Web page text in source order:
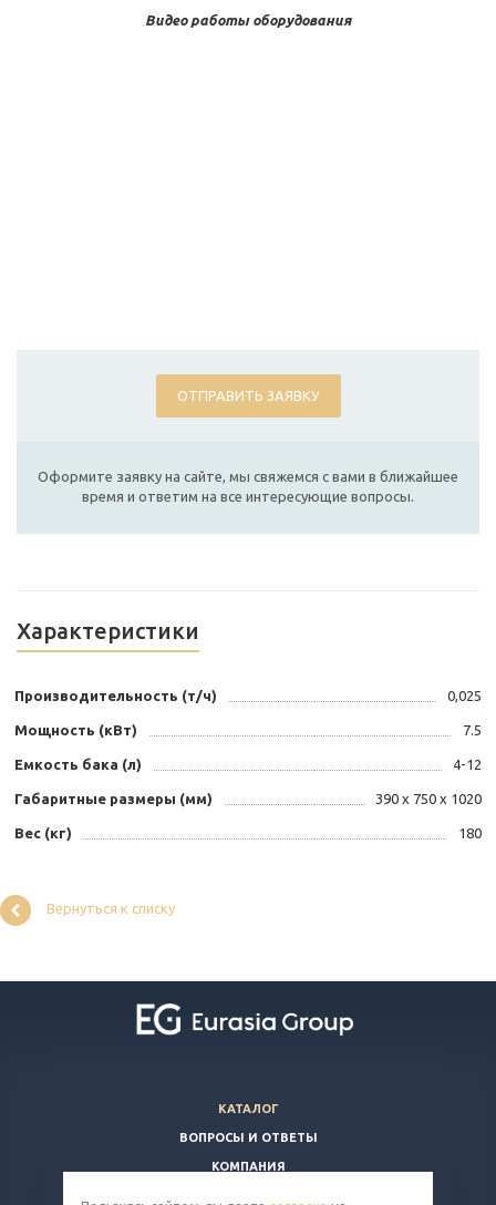
Видео работы оборудования
ОТПРАВИТЬ ЗАЯВКУ
Оформите заявку на сайте, мы свяжемся с вами в ближайшее
время и ответим на все интересующие вопросы.
Характеристики
Производительность (т/ч) 0,025
Мощность (кВт) 7.5
Емкость бака (л) 4-12
Габаритные размеры (мм) 390 х 750 х 1020
Вес (кг) 180
Вернуться к списку
КАТАЛОГ
ВОПРОСЫ И ОТВЕТЫ
КОМПАНИЯ